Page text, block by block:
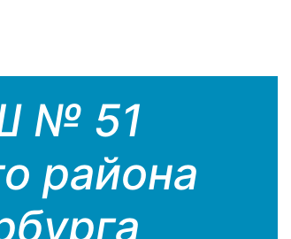
№ 51
района